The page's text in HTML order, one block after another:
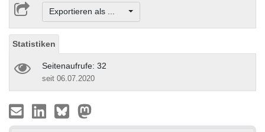
Exportieren als ...
Statistiken
Seitenaufrufe: 32
seit 06.07.2020